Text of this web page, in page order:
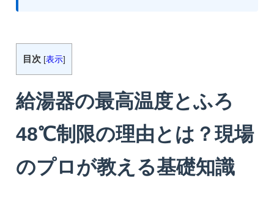
目次 [表示]
給湯器の最高温度とふろ
48℃制限の理由とは？現場
のプロが教える基礎知識